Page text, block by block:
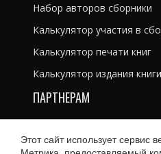
Набор авторов сборники
Калькулятор участия в
Калькулятор печати книг
Калькулятор издания книги
ПАРТНЕРАМ
Рекламодателям
Этот сайт использует сервис